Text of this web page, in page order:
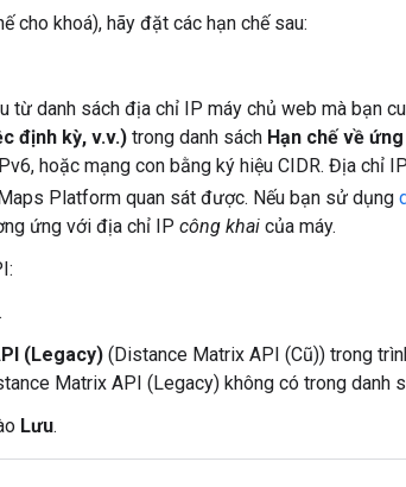
cho khoá), hãy đặt các hạn chế sau:
từ danh sách địa chỉ IP máy chủ web mà bạn
định kỳ, v.v.) trong danh sách Hạn chế về
hoặc mạng con bằng ký hiệu CIDR. Địa chỉ
Platform quan sát được. Nếu bạn sử dụng
ứng với địa chỉ IP công khai của máy.
.
(Legacy) (Distance Matrix API (Cũ)) trong
Matrix API (Legacy) không có trong danh
Lưu.